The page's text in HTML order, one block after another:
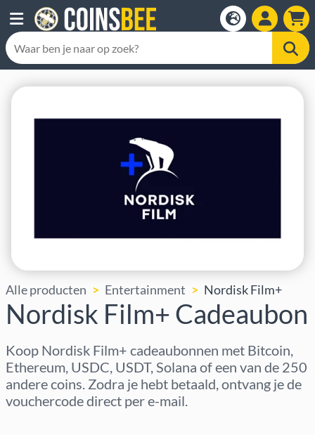
Alle producten Entertainment Nordisk Film+
Nordisk Film+ Cadeaubon
Koop Nordisk Film+ cadeaubonnen met Bitcoin,
Ethereum, USDC, USDT, Solana of een van de 250
andere coins. Zodra je hebt betaald, ontvang je de
vouchercode direct per e-mail.